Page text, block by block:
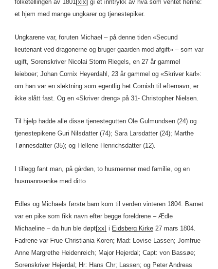
folketellingen av 1801[xix] gi et inntrykk av hva som ventet henne:
et hjem med mange ungkarer og tjenestepiker.
Ungkarene var, foruten Michael – på denne tiden «Secund
lieutenant ved dragonerne og bruger gaarden mod afgift» – som var
ugift, Sorenskriver Nicolai Storm Riegels, en 27 år gammel
leieboer; Johan Cornix Heyerdahl, 23 år gammel og «Skriver karl»:
om han var en slektning som egentlig het Cornish til efternavn, er
ikke slått fast. Og en «Skriver dreng» på 31- Christopher Nielsen.
Til hjelp hadde alle disse tjenestegutten Ole Gulmundsen (24) og
tjenestepikene Guri Nilsdatter (74); Sara Larsdatter (24); Marthe
Tønnesdatter (35); og Hellene Henrichsdatter (12).
I tillegg fant man, på gården, to husmenner med familie, og en
husmannsenke med ditto.
Edles og Michaels første barn kom til verden vinteren 1804. Barnet
var en pike som fikk navn efter begge foreldrene – Ædle
Michaeline – da hun ble døpt[xx] i Eidsberg Kirke 27 mars 1804.
Fadrene var Frue Christiania Koren; Mad: Lovise Lassen; Jomfrue
Anne Margrethe Heidenreich; Major Hejerdal; Capt: von Bassøe;
Sorenskriver Hejerdal; Hr: Hans Chr; Lassen; og Peter Andreas